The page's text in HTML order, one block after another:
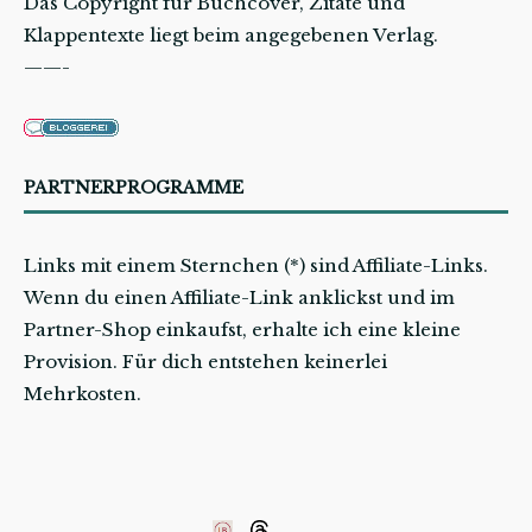
Klappentexte liegt beim angegebenen Verlag.
——-
PARTNERPROGRAMME
Links mit einem Sternchen (*) sind Affiliate-Links.
Wenn du einen Affiliate-Link anklickst und im
Partner-Shop einkaufst, erhalte ich eine kleine
Provision. Für dich entstehen keinerlei
Mehrkosten.